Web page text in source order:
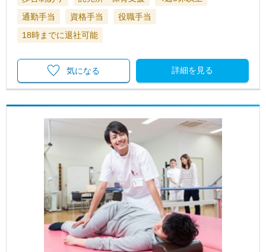
通勤手当
資格手当
役職手当
18時までに退社可能
詳細を見る
気になる